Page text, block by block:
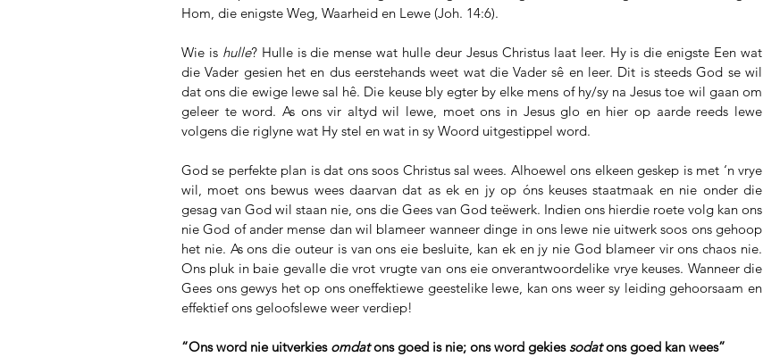
Hom, die enigste Weg, Waarheid en Lewe (Joh. 14:6).
Wie is hulle? Hulle is die mense wat hulle deur Jesus Christus laat leer. Hy is die enigste Een wat
die Vader gesien het en dus eerstehands weet wat die Vader sê en leer. Dit is steeds God se wil
dat ons die ewige lewe sal hê. Die keuse bly egter by elke mens of hy/sy na Jesus toe wil gaan om
geleer te word. As ons vir altyd wil lewe, moet ons in Jesus glo en hier op aarde reeds lewe
volgens die riglyne wat Hy stel en wat in sy Woord uitgestippel word.
God se perfekte plan is dat ons soos Christus sal wees. Alhoewel ons elkeen geskep is met ‘n vrye
wil, moet ons bewus wees daarvan dat as ek en jy op óns keuses staatmaak en nie onder die
gesag van God wil staan nie, ons die Gees van God teëwerk. Indien ons hierdie roete volg kan ons
nie God of ander mense dan wil blameer wanneer dinge in ons lewe nie uitwerk soos ons gehoop
het nie. As ons die outeur is van ons eie besluite, kan ek en jy nie God blameer vir ons chaos nie.
Ons pluk in baie gevalle die vrot vrugte van ons eie onverantwoordelike vrye keuses. Wanneer die
Gees ons gewys het op ons oneffektiewe geestelike lewe, kan ons weer sy leiding gehoorsaam en
effektief ons geloofslewe weer verdiep!
“Ons word nie uitverkies omdat ons goed is nie; ons word gekies sodat ons goed kan wees”